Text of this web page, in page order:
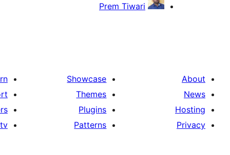
Prem Tiwari
About
News
Hosting
Privacy
Showcase
Themes
Plugins
Patterns